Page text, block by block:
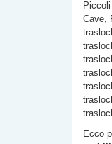
Cave,
Ecco